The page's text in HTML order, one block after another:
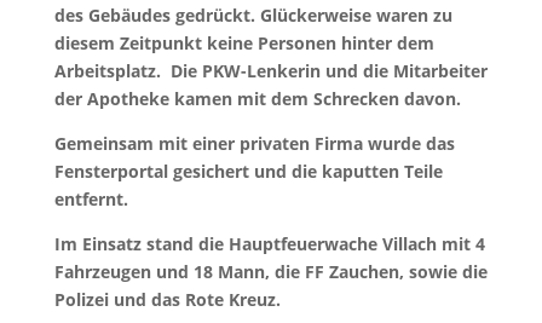
des Gebäudes gedrückt. Glückerweise waren zu
diesem Zeitpunkt keine Personen hinter dem
Arbeitsplatz. Die PKW-Lenkerin und die Mitarbeiter
der Apotheke kamen mit dem Schrecken davon.
Gemeinsam mit einer privaten Firma wurde das
Fensterportal gesichert und die kaputten Teile
entfernt.
Im Einsatz stand die Hauptfeuerwache Villach mit 4
Fahrzeugen und 18 Mann, die FF Zauchen, sowie die
Polizei und das Rote Kreuz.